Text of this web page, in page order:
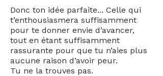
Donc ton idée parfaite... Celle qui
t’enthousiasmera suffisamment
pour te donner envie d’avancer,
tout en étant suffisamment
rassurante pour que tu n’aies plus
aucune raison d’avoir peur.
Tu ne la trouves pas.